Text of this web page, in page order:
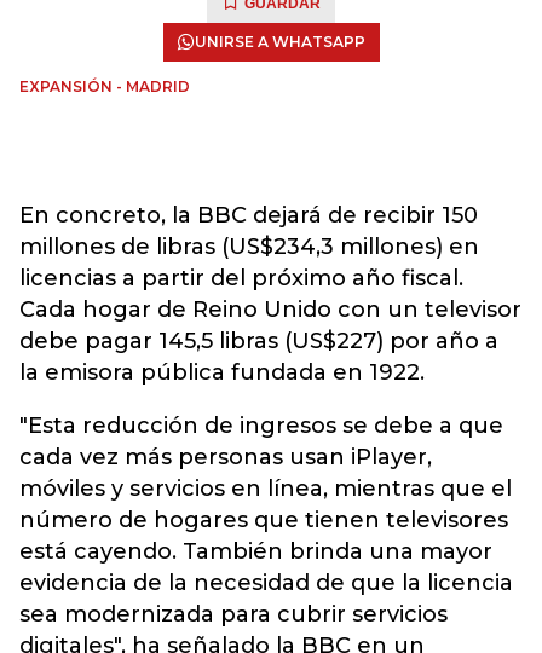
GUARDAR
UNIRSE A WHATSAPP
EXPANSIÓN - MADRID
En concreto, la BBC dejará de recibir 150
millones de libras (US$234,3 millones) en
licencias a partir del próximo año fiscal.
Cada hogar de Reino Unido con un televisor
debe pagar 145,5 libras (US$227) por año a
la emisora pública fundada en 1922.
"Esta reducción de ingresos se debe a que
cada vez más personas usan iPlayer,
móviles y servicios en línea, mientras que el
número de hogares que tienen televisores
está cayendo. También brinda una mayor
evidencia de la necesidad de que la licencia
sea modernizada para cubrir servicios
digitales", ha señalado la BBC en un